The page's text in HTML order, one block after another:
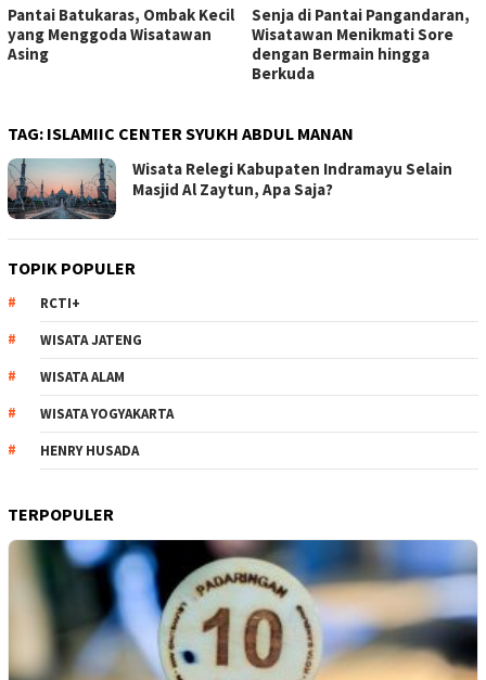
Pantai Batukaras, Ombak Kecil
yang Menggoda Wisatawan
Asing
Senja di Pantai Pangandaran,
Wisatawan Menikmati Sore
dengan Bermain hingga
Berkuda
TAG: ISLAMIIC CENTER SYUKH ABDUL MANAN
Wisata Relegi Kabupaten Indramayu Selain
Masjid Al Zaytun, Apa Saja?
TOPIK POPULER
RCTI+
WISATA JATENG
WISATA ALAM
WISATA YOGYAKARTA
HENRY HUSADA
TERPOPULER